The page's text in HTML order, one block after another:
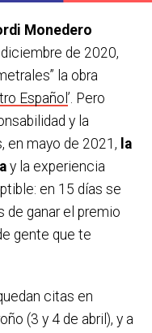
Monedero
de 2020,
la obra
Español ’. Pero
y la
en mayo de 2021, la
y la experiencia
en 15 días se
de ganar el premio
gente que te
citas en
(3 y 4 de abril), y a